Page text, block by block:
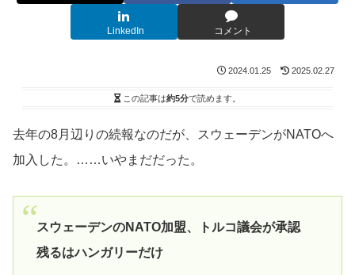
LinkedIn コメント
2024.01.25 2025.02.27
この記事は約5分で読めます。
去年の8月辺りの続報なのだが、スウェーデンがNATOへ
加入した。……いやまだだった。
スウェーデンのNATO加盟、トルコ議会が承認
残るはハンガリーだけ